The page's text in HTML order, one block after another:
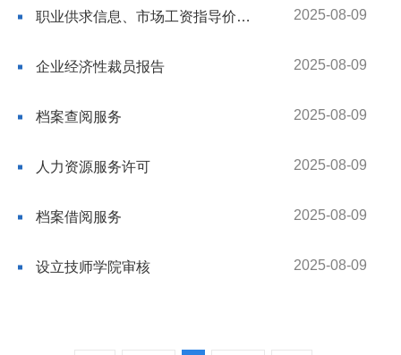
2025-08-09
职业供求信息、市场工资指导价位信息和职业培训信息发布
2025-08-09
企业经济性裁员报告
2025-08-09
档案查阅服务
2025-08-09
人力资源服务许可
2025-08-09
档案借阅服务
2025-08-09
设立技师学院审核